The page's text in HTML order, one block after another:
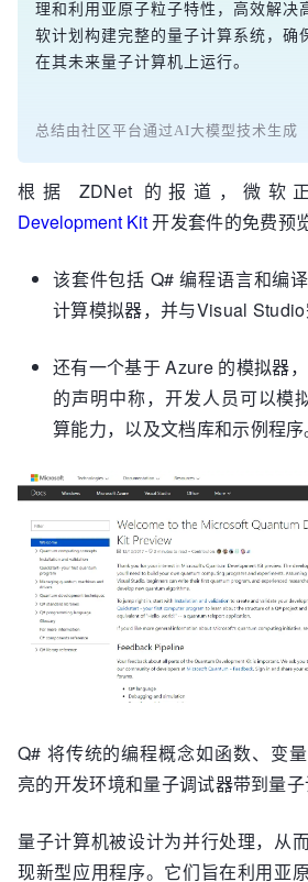
理和利用亚原子粒子特性，高效解决
软计划构建完整的量子计算系统，确
在其未来量子计算机上运行。
总结由社区平台通过AI大模型技术生成
根据 ZDNet 的报道，微软
Development Kit开发套件的免费预
该套件包括 Q# 编程语言和编
计算模拟器，并与Visual
还有一个基于 Azure 的模拟器
的声明中称，开发人员可以模
算能力，以及文档库和示例程序
Q# 将传统的编程概念如函数、变
亮的开发环境和量子调试器带到量子
量子计算机被设计为并行处理，从
现新型应用程序。它们旨在利用亚